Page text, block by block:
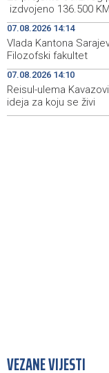
14:35
Federation of
conservation areas
14:16
U Bosni i
vrijeme, poslijepodne
14:14
Vlada
pristupačniji Filozofski
izdvojeno 136.500 KM
07.08.2026 14:14
Vlada Kantona
Filozofski fakultet
07.08.2026 14:10
Reisul-ulema
ideja za koju se živi
VEZANE VIJESTI